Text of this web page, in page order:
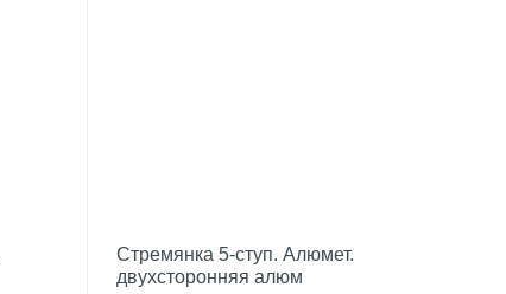
Стремянка 5-ступ. Алюмет.
двухсторонняя алюм